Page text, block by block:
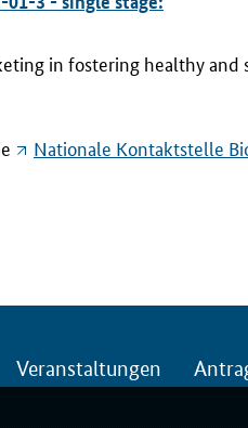
in fostering healthy
Nationale Kontaktstelle
Veranstaltungen